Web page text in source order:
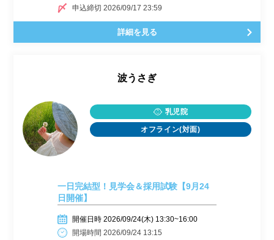
申込締切 2026/09/17 23:59
詳細を見る
波うさぎ
乳児院
オフライン(対面)
一日完結型！見学会＆採用試験【9月24
日開催】
開催日時 2026/09/24(木) 13:30~16:00
開場時間 2026/09/24 13:15